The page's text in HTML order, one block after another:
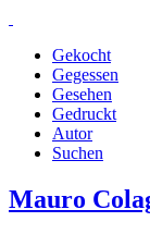
Gekocht
Gegessen
Gesehen
Gedruckt
Autor
Suchen
Mauro